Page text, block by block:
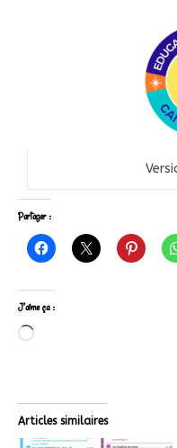
Partager :
J’aime ça :
Articles similaires